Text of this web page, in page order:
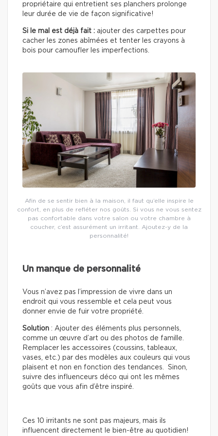
propriétaire qui entretient ses planchers prolonge
leur durée de vie de façon significative!
Si le mal est déjà fait : ajouter des carpettes pour
cacher les zones abîmées et tenter les crayons à
bois pour camoufler les imperfections.
Afin de se sentir bien à la maison, il faut qu’elle inspire le
confort, en plus de refléter nos goûts. Si vous ne vous sentez
pas confortable dans votre salon ou votre chambre à
coucher, c’est assurément un irritant. Ajoutez-y de la
personnalité!
Un manque de personnalité
Vous n’avez pas l’impression de vivre dans un
endroit qui vous ressemble et cela peut vous
donner envie de fuir votre propriété.
Solution : Ajouter des éléments plus personnels,
comme un œuvre d’art ou des photos de famille.
Remplacer les accessoires (coussins, tableaux,
vases, etc.) par des modèles aux couleurs qui vous
plaisent et non en fonction des tendances. Sinon,
suivre des influenceurs déco qui ont les mêmes
goûts que vous afin d’être inspiré.
Ces 10 irritants ne sont pas majeurs, mais ils
influencent directement le bien-être au quotidien!